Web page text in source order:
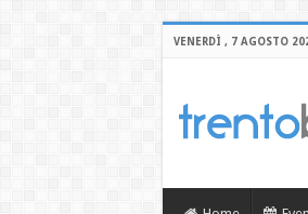
VENERDÌ , 7 AGOSTO